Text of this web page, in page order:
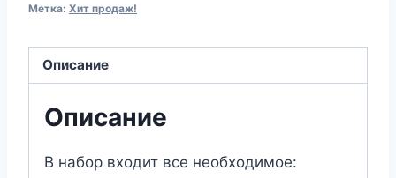
Казанская
икона
Матери
Метка: Хит продаж!
Описание
Описание
В набор входит все необходимое: